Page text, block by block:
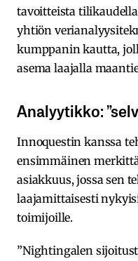
tavoitteista
yhtiön
kumppanin kautta,
asema laajalla
Analyytikko:
Innoquestin kanssa
ensimmäinen
asiakkuus, jossa sen
laajamittaisesti
toimijoille.
”Nightingalen